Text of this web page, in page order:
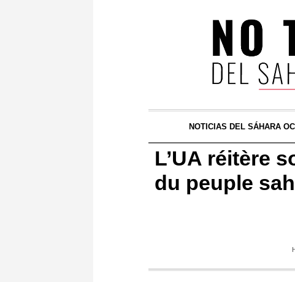
NOTICIAS DEL SÁHARA
L’UA réitère
du peuple